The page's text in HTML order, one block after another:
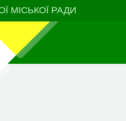
МІСЬКОЇ РАДИ